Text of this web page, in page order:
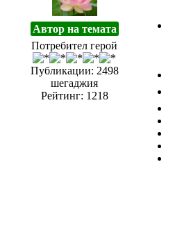
Автор на темата
Потребител герой
Публикации: 2498
шегаджия
Рейтинг: 1218